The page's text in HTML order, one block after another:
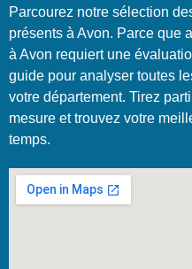
Parcourez notre sélection
présents à Avon. Parce que
à Avon requiert une
guide pour analyser toutes
votre département. Tirez
mesure et trouvez votre
temps.